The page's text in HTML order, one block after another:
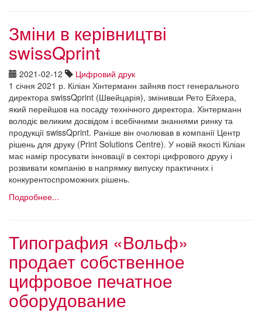
Зміни в керівництві
swissQprint
2021-02-12
Цифровий друк
1 січня 2021 р. Кіліан Хінтерманн зайняв пост генерального
директора swissQprint (Швейцарія), змінивши Рето Ейхера,
який перейшов на посаду технічного директора. Хінтерманн
володіє великим досвідом і всебічними знаннями ринку та
продукції swissQprint. Раніше він очолював в компанії Центр
рішень для друку (Print Solutions Centre). У новій якості Кіліан
має намір просувати інновації в секторі цифрового друку і
розвивати компанію в напрямку випуску практичних і
конкурентоспроможних рішень.
Подробнее...
Типография «Вольф»
продает собственное
цифровое печатное
оборудование